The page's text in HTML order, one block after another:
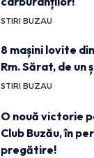
STIRI BUZAU
8 mașini lovite
Rm. Sărat, de
STIRI BUZAU
O nouă victorie
Club Buzău, în
pregătire!